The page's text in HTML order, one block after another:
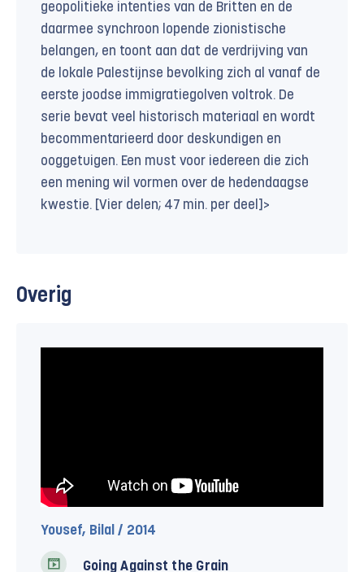
geopolitieke intenties van de Britten en de
daarmee synchroon lopende zionistische
belangen, en toont aan dat de verdrijving van
de lokale Palestijnse bevolking zich al vanaf de
eerste joodse immigratiegolven voltrok. De
serie bevat veel historisch materiaal en wordt
becommentarieerd door deskundigen en
ooggetuigen. Een must voor iedereen die zich
een mening wil vormen over de hedendaagse
kwestie. [Vier delen; 47 min. per deel]>
Overig
Yousef, Bilal / 2014
Going Against the Grain